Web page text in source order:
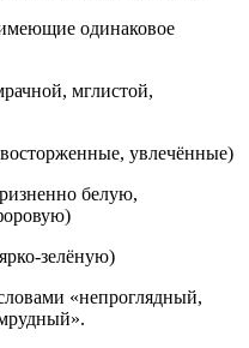
одинаковое
мглистой,
увлечённые)
белую,
зелёную)
«непроглядный,